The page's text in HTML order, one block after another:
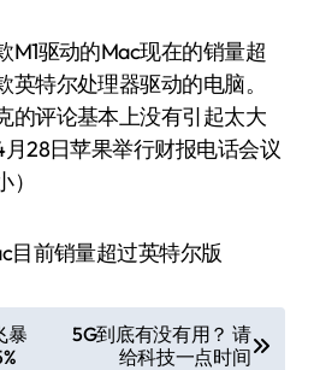
M1驱动的Mac现在的销量超
特尔处理器驱动的电脑。
的评论基本上没有引起太大
28日苹果举行财报电话会议
暴
5G到底有没有用？ 请
给科技一点时间